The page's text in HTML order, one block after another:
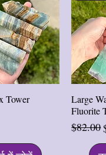
दृश्य
Tower
Large
Fluorite
नियमित
$82.00
बिक्री